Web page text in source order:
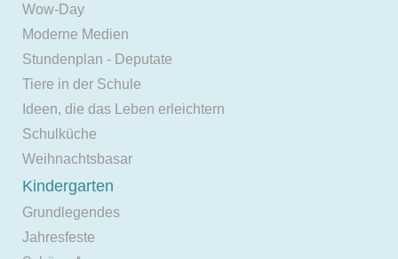
Wow-Day
Moderne Medien
Stundenplan - Deputate
Tiere in der Schule
Ideen, die das Leben erleichtern
Schulküche
Weihnachtsbasar
Kindergarten
Grundlegendes
Jahresfeste